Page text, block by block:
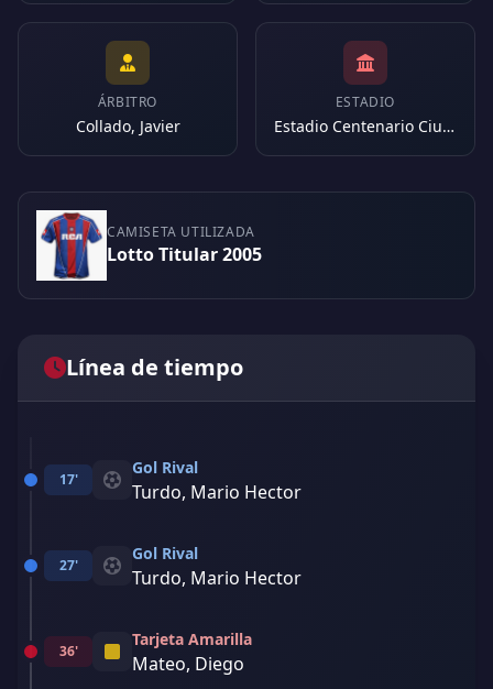
ÁRBITRO
Collado, Javier
ESTADIO
Estadio Centenario Ciudad de Quilmes (Argentina)
CAMISETA UTILIZADA
Lotto Titular 2005
Línea de tiempo
17'
Gol Rival
Turdo, Mario Hector
27'
Gol Rival
Turdo, Mario Hector
36'
Tarjeta Amarilla
Mateo, Diego